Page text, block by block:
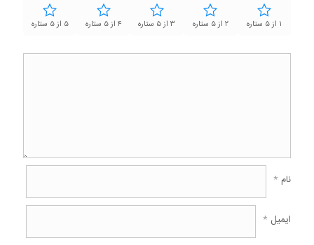
۱ از ۵ ستاره ۲ از ۵ ستاره ۳ از ۵ ستاره ۴ از ۵ ستاره ۵ از ۵ ستاره
نام *
ایمیل *